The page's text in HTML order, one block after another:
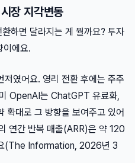
장 지각변동
하면 달라지는 게 뭘까요? 투자
이에요.
저였어요. 영리 전환 후에는 주주
OpenAI는 ChatGPT 유료화,
확대로 그 방향을 보여주고 있어
연간 반복 매출(ARR)은 약 120
(The Information, 2026년 3